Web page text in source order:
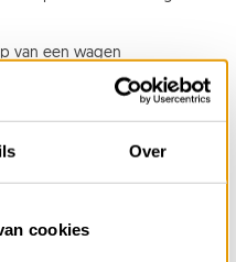
Over
cookies
van een wagen
die moeten
heel